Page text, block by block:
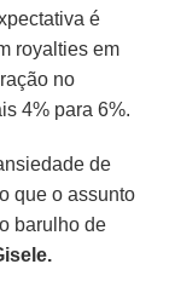
é
royalties em
no
4% para 6%.
de
que o assunto
barulho de